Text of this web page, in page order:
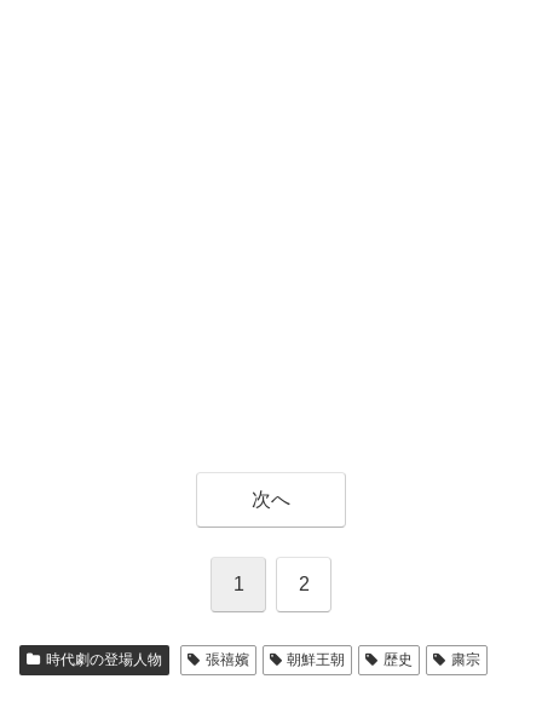
次へ
1 2
時代劇の登場人物 張禧嬪 朝鮮王朝 歴史 粛宗